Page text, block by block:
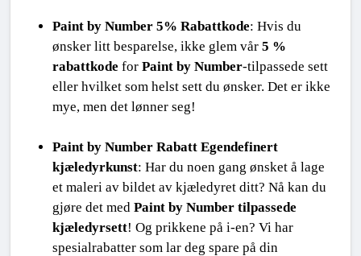
Paint by Number 5% Rabattkode: Hvis du
ønsker litt besparelse, ikke glem vår 5 %
rabattkode for Paint by Number-tilpassede sett
eller hvilket som helst sett du ønsker. Det er ikke
mye, men det lønner seg!
Paint by Number Rabatt Egendefinert
kjæledyrkunst: Har du noen gang ønsket å lage
et maleri av bildet av kjæledyret ditt? Nå kan du
gjøre det med Paint by Number tilpassede
kjæledyrsett! Og prikkene på i-en? Vi har
spesialrabatter som lar deg spare på din